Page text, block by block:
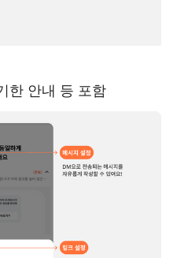
한 안내 등 포함